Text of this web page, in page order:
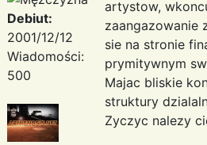
Debiut:
2001/12/12
Wiadomości:
500
artystow,
zaangazowanie
sie na stronie
prymitywnym
Majac bliskie
struktury
Zyczyc nalezy